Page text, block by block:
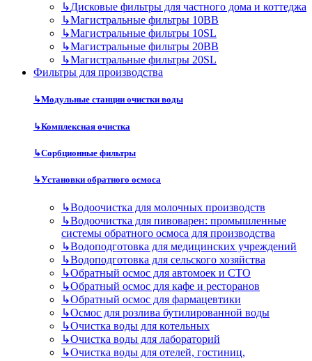
↳Дисковые фильтры для частного дома и коттеджа
↳Магистральные фильтры 10BB
↳Магистральные фильтры 10SL
↳Магистральные фильтры 20BB
↳Магистральные фильтры 20SL
Фильтры для производства
↳Модульные станции очистки воды
↳Комплексная очистка
↳Сорбционные фильтры
↳Установки обратного осмоса
↳Водоочистка для молочных производств
↳Водоочистка для пивоварен: промышленные
системы обратного осмоса для производства
↳Водоподготовка для медицинских учреждений
↳Водоподготовка для сельского хозяйства
↳Обратный осмос для автомоек и СТО
↳Обратный осмос для кафе и ресторанов
↳Обратный осмос для фармацевтики
↳Осмос для розлива бутилированной воды
↳Очистка воды для котельных
↳Очистка воды для лабораторий
↳Очистка воды для отелей, гостиниц,